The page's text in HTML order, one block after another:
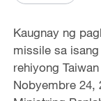
Kaugnay ng
missile sa
rehiyong
Nobyembre 24,